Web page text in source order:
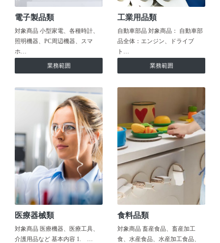
電子製品類
対象商品 小型家電、各種時計、
照明機器、PC周辺機器、スマ
ホ…
業務範囲
工業用品類
自動車部品 対象商品： 自動車部
品全体：エンジン、ドライブ
ト…
業務範囲
医療器械類
対象商品 医療機器、医療工具、
介護用品など 基本内容 1. …
食料品類
対象商品 畜産食品、畜産加工
食、水産食品、水産加工食品、